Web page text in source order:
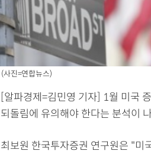
(사진=연합뉴스)
[알파경제=김민영 기자] 1월 미국
되돌림에 유의해야 한다는 분석이
최보원 한국투자증권 연구원은 "미